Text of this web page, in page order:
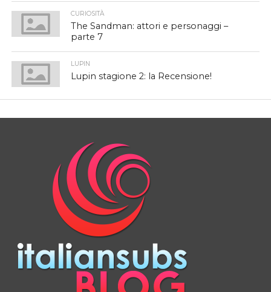
CURIOSITÀ
The Sandman: attori e personaggi –
parte 7
LUPIN
Lupin stagione 2: la Recensione!